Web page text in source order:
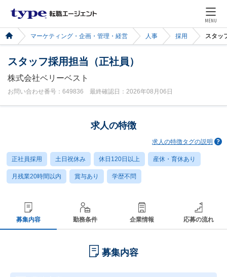
MENU
マーケティング・企画・管理・経営 人事 採用 スタッ
スタッフ採用担当（正社員）
株式会社ベリーベスト
お問い合わせ番号：649836 最終確認日：2026年08月06日
求人の特徴
求人の特徴タグの説明
正社員採用 土日祝休み 休日120日以上 産休・育休あり
月残業20時間以内 賞与あり 学歴不問
募集内容 勤務条件 企業情報 応募の流れ
募集内容